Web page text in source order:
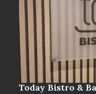
Today Bistro &